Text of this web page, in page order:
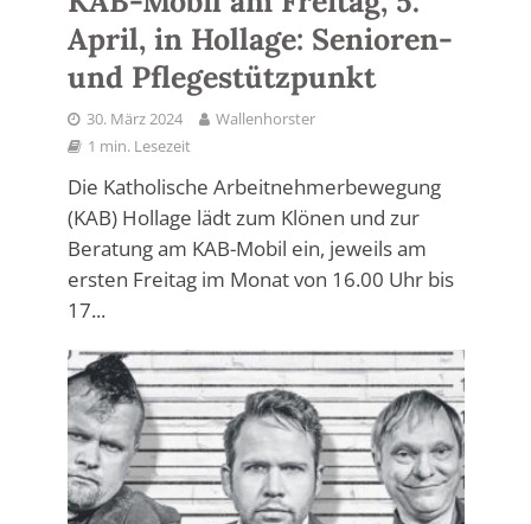
April, in Hollage: Senioren-
und Pflegestützpunkt
30. März 2024
Wallenhorster
1 min. Lesezeit
Die Katholische Arbeitnehmerbewegung
(KAB) Hollage lädt zum Klönen und zur
Beratung am KAB-Mobil ein, jeweils am
ersten Freitag im Monat von 16.00 Uhr bis
17...